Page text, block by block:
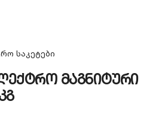
საკეტები
მაგნიტური